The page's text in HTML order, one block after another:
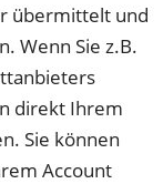
übermittelt und
Wenn Sie z.B.
direkt Ihrem
Sie können
Account